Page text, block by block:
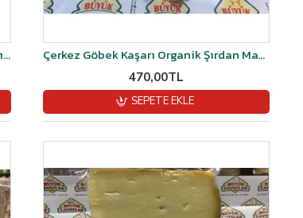
2 Yıllık Şirden Mayalı Mahsen Eski Kaşarı 1 kg Çerkez Göbek Kaşarı Organik Şırdan Mayalı 1 kg
470,00TL
SEPETE EKLE